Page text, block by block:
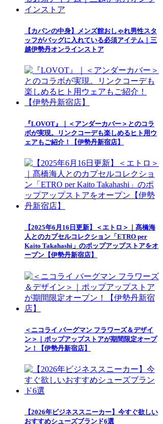
【カバンの中身】メンズ館おしゃれ男性スタ
ッフがバッグに入れている必須アイテム｜三
越伊勢丹オンラインストア
『LOVOT』｜＜アンダーカバー＞とのコラ
ボが実現。リンクコーデも楽しめるヒト用ウ
ェアもご紹介！【伊勢丹新宿店】
【2025年6月16日更新】＜エトロ＞｜髙橋海
人とのカプセルコレクション「ETRO per
Kaito Takahashi」のポップアップストアをオ
ープン【伊勢丹新宿店】
＜ニコライ バーグマン フラワーズ＆デザイ
ン＞｜ポップアップストアが期間限定オープ
ン！【伊勢丹新宿店】
【2026年ビジネススニーカー】今すぐ欲しい
おすすめシューズブランド6選